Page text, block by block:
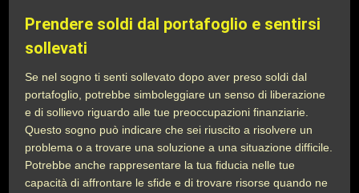
Prendere soldi dal portafoglio e sentirsi
sollevati
Se nel sogno ti senti sollevato dopo aver preso soldi dal
portafoglio, potrebbe simboleggiare un senso di liberazione
e di sollievo riguardo alle tue preoccupazioni finanziarie.
Questo sogno può indicare che sei riuscito a risolvere un
problema o a trovare una soluzione a una situazione difficile.
Potrebbe anche rappresentare la tua fiducia nelle tue
capacità di affrontare le sfide e di trovare risorse quando ne